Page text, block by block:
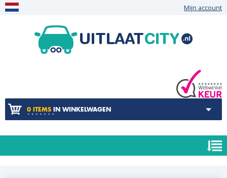
Mijn account
0 ITEMS IN WINKELWAGEN